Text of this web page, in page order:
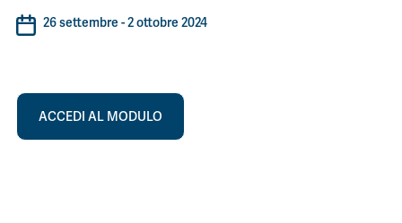
CHI SIAMO
26 settembre - 2 ottobre 2024
ACCEDI AL MODULO